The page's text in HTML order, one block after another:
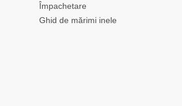
Împachetare
Ghid de mărimi inele